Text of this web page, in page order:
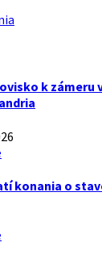
k zámeru
konania o